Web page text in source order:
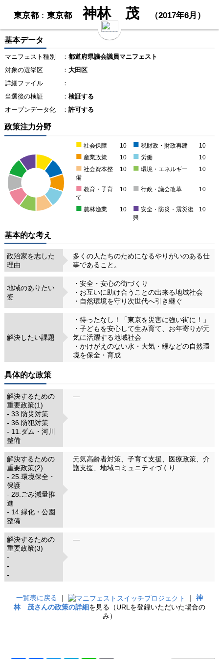
東京都：東京都 神林 茂 （2017年6月）
基本データ
マニフェスト種別 ： 都道府県議会議員マニフェスト
対象の選挙区
： 大田区
詳細ファイル
：
当選後の検証
： 検証する
オープンデータ化
： 許可する
政策注力分野
■ 社会保障 10 ■ 税財政・財政再建 10
■ 産業政策 10 ■ 労働 10
■ 社会資本整
備
10 ■ 環境・エネルギー 10
■ 教育・子育
て
10 ■ 行政・議会改革 10
■ 農林漁業 10 ■ 安全・防災・震災復
興
10
基本的な考え
政治家を志した
理由
多くの人たちのためになるやりがいのある仕
事であること。
地域のありたい
姿
・安全・安心の街づくり
・お互いに助け合うことの出来る地域社会
・自然環境を守り次世代へ引き継ぐ
解決したい課題
・待ったなし！「東京を災害に強い街に！」
・子どもを安心して生み育て、お年寄りが元
気に活躍する地域社会
・かけがえのない水・大気・緑などの自然環
境を保全・育成
具体的な政策
解決するための
重要政策(1)
- 33.防災対策
- 36.防犯対策
- 11.ダム・河川
整備
―
解決するための
重要政策(2)
- 25.環境保全・
保護
- 28.ごみ減量推
進
- 14.緑化・公園
整備
元気高齢者対策、子育て支援、医療政策、介
護支援、地域コミュニティづくり
解決するための
重要政策(3)
-
-
-
―
一覧表に戻る ｜ ｜ 神
林 茂さんの政策の詳細を見る（URLを登録いただいた場合の
み）